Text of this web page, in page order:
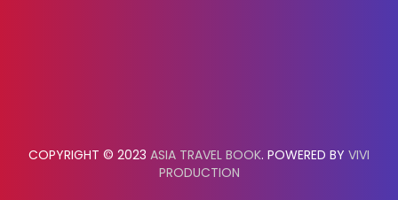
COPYRIGHT © 2023 ASIA TRAVEL BOOK. POWERED BY VIVI
PRODUCTION